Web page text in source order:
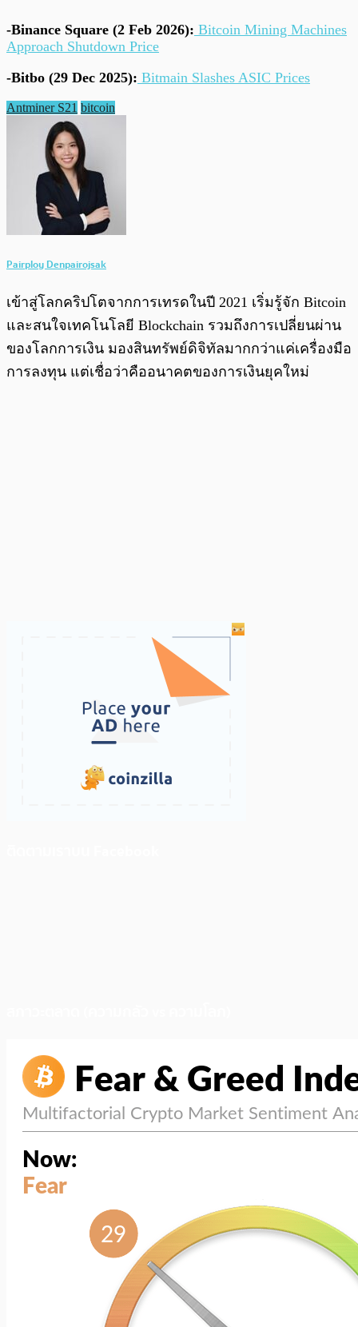
-Binance Square (2 Feb 2026): Bitcoin Mining Machines
Approach Shutdown Price
-Bitbo (29 Dec 2025): Bitmain Slashes ASIC Prices
Antminer S21 bitcoin
Pairploy Denpairojsak
เข้าสู่โลกคริปโตจากการเทรดในปี 2021 เริ่มรู้จัก Bitcoin
และสนใจเทคโนโลยี Blockchain รวมถึงการเปลี่ยนผ่าน
ของโลกการเงิน มองสินทรัพย์ดิจิทัลมากกว่าแค่เครื่องมือ
การลงทุน แต่เชื่อว่าคืออนาคตของการเงินยุคใหม่